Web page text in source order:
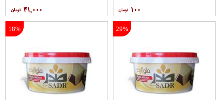
۱۰۰ ۴۱,۰۰۰
29%
18%